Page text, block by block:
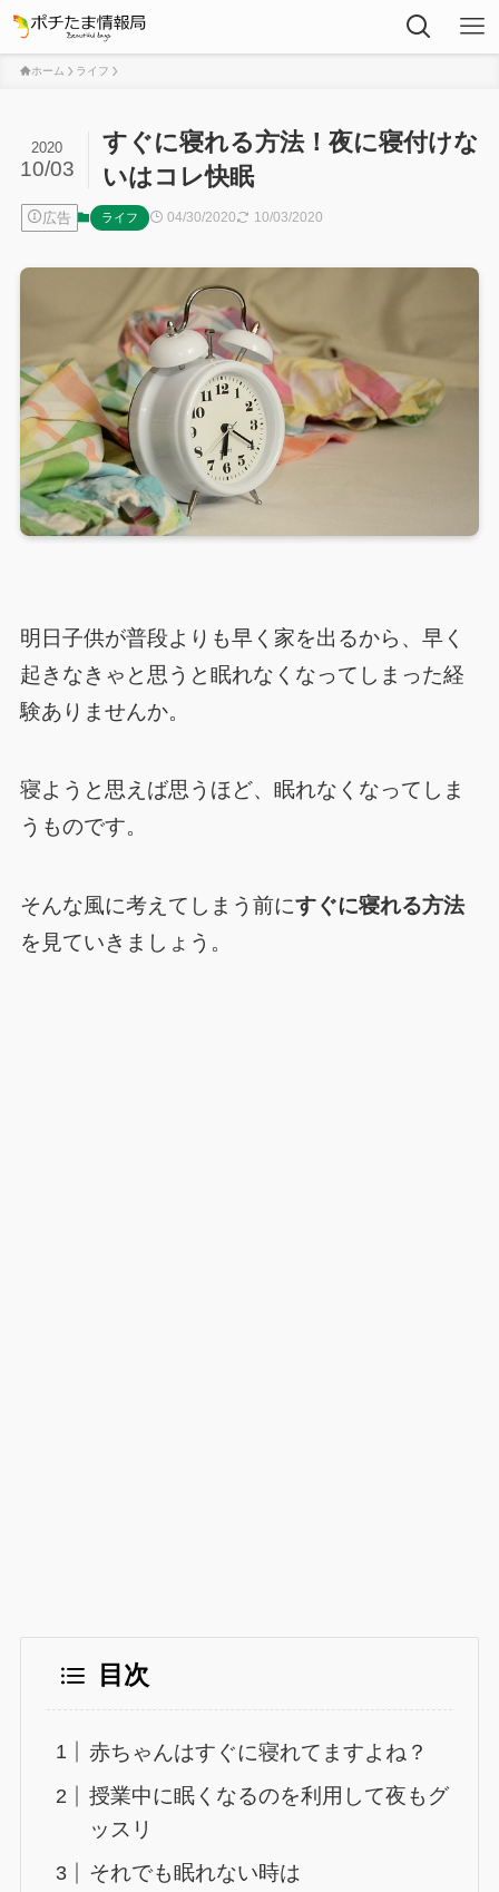
ホーム ライフ
すぐに寝れる方法！夜に寝付けな
いはコレ快眠
2020
10/03
広告 ライフ 04/30/2020 10/03/2020
明日子供が普段よりも早く家を出るから、早く
起きなきゃと思うと眠れなくなってしまった経
験ありませんか。
寝ようと思えば思うほど、眠れなくなってしま
うものです。
そんな風に考えてしまう前にすぐに寝れる方法
を見ていきましょう。
目次
赤ちゃんはすぐに寝れてますよね？
授業中に眠くなるのを利用して夜もグ
ッスリ
それでも眠れない時は